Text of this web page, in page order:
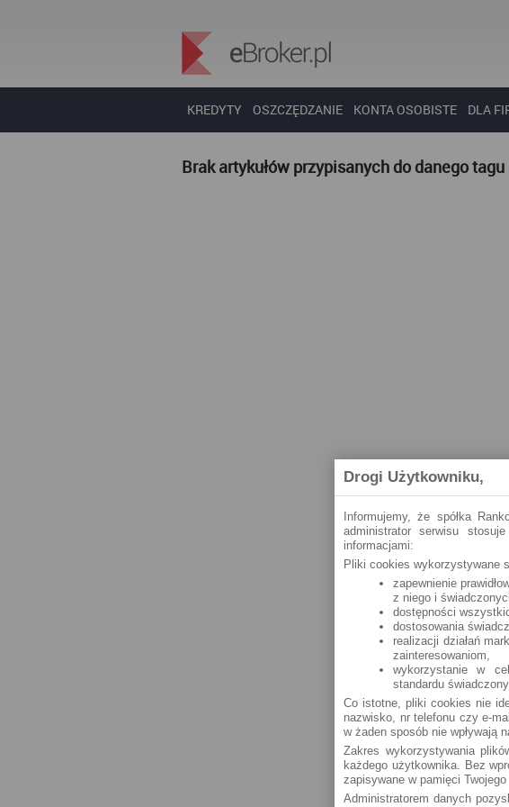
KREDYTY OSZCZĘDZANIE KONTA OSOBISTE DLA
Brak artykułów przypisanych do danego tagu
Drogi Użytkowniku,
Informujemy, że spółka
administrator serwisu
informacjami:
Pliki cookies wykorzystywane
zapewnienie
z niego i
dostępności
dostosowania
realizacji działań
zainteresowaniom,
wykorzystanie w
standardu
Co istotne, pliki cookies nie
nazwisko, nr telefonu czy e-
w żaden sposób nie wpływają
Zakres wykorzystywania
każdego użytkownika. Bez
zapisywane w pamięci
Administratorem danych